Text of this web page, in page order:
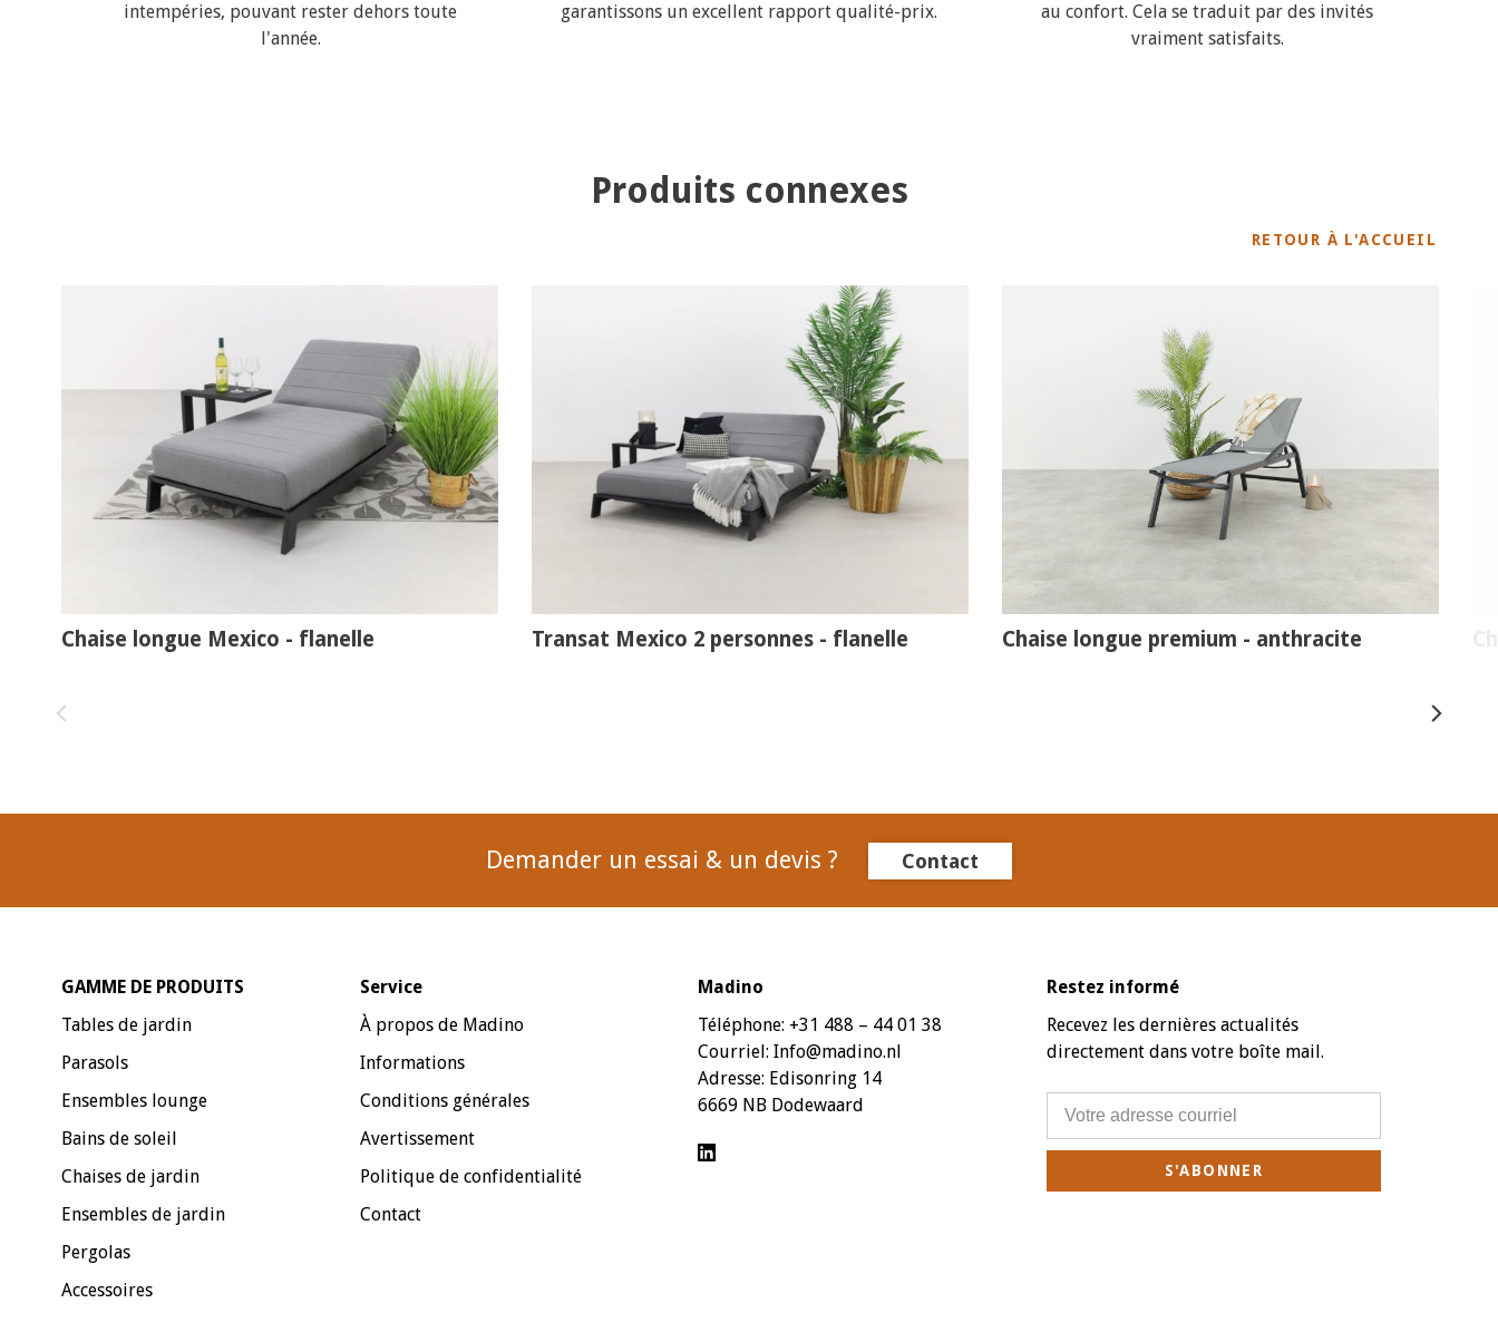
intempéries, pouvant rester dehors toute
l'année.
garantissons un excellent rapport qualité-prix.
au confort. Cela se traduit par des invités
vraiment satisfaits.
Produits connexes
RETOUR À L'ACCUEIL
Chaise longue Mexico - flanelle Transat Mexico 2 personnes - flanelle Chaise longue premium - anthracite
Demander un essai & un devis ? Contact
GAMME DE PRODUITS
Tables de jardin
Parasols
Ensembles lounge
Bains de soleil
Chaises de jardin
Ensembles de jardin
Pergolas
Accessoires
Service
À propos de Madino
Informations
Conditions générales
Avertissement
Politique de confidentialité
Contact
Madino
Téléphone: +31 488 – 44 01 38
Courriel: Info@madino.nl
Adresse: Edisonring 14
6669 NB Dodewaard
Restez informé
Recevez les dernières actualités
directement dans votre boîte mail.
S'ABONNER